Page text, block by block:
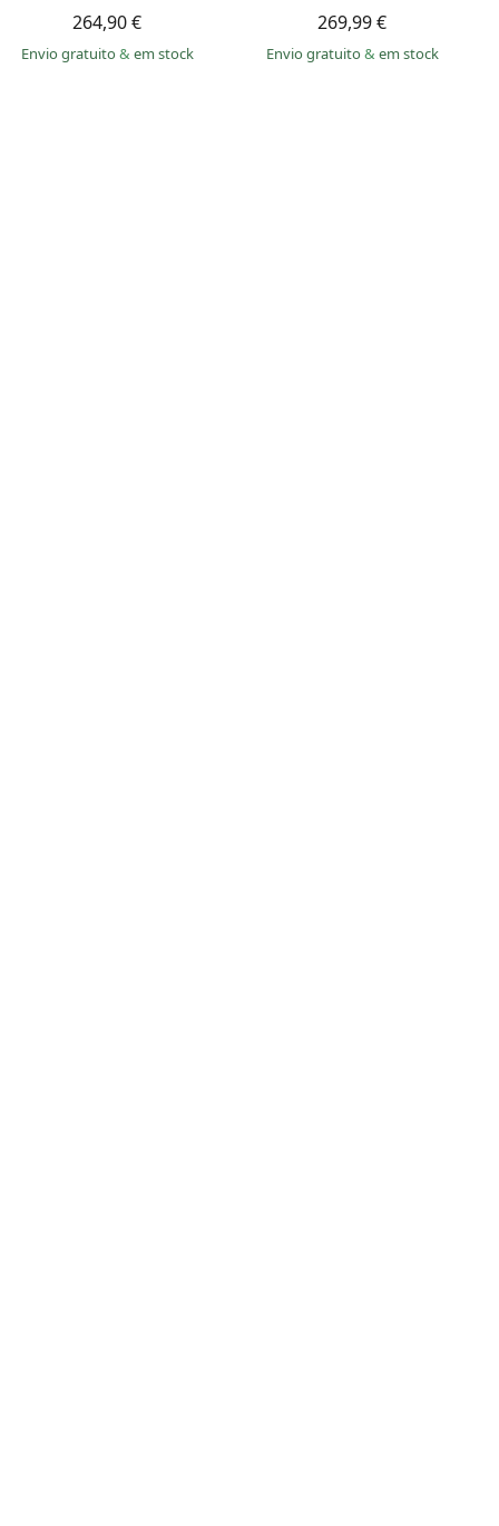
264,90 €
Envio gratuito& em stock
269,99 €
Envio gratuito& em stock